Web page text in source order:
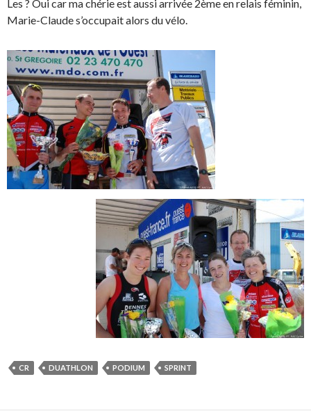
Les ? Oui car ma chérie est aussi arrivée 2ème en relais féminin,
Marie-Claude s’occupait alors du vélo.
CR DUATHLON PODIUM SPRINT